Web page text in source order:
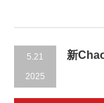
5.21
2025
新